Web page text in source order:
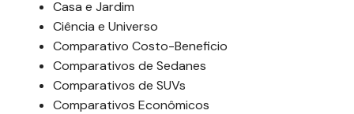
Casa e Jardim
Ciência e Universo
Comparativo Costo-Beneficio
Comparativos de Sedanes
Comparativos de SUVs
Comparativos Econômicos